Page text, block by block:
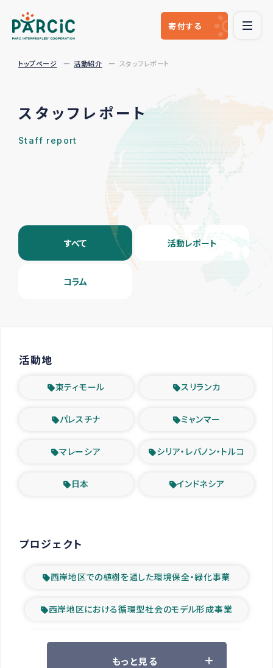
寄付する
トップページ 活動紹介 スタッフレポート
スタッフレポート
Staff report
すべて 活動レポート
コラム
活動地
東ティモール スリランカ
パレスチナ ミャンマー
マレーシア シリア・レバノン・トルコ
日本 インドネシア
プロジェクト
西岸地区での植樹を通した環境保全・緑化事業
西岸地区における循環型社会のモデル形成事業
ツアー参加者の声
もっと見る